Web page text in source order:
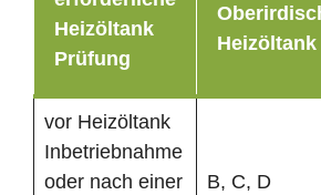
Heizöltank
Prüfung
Heizöltank
vor Heizöltank
Inbetriebnahme
oder nach einer
B, C, D